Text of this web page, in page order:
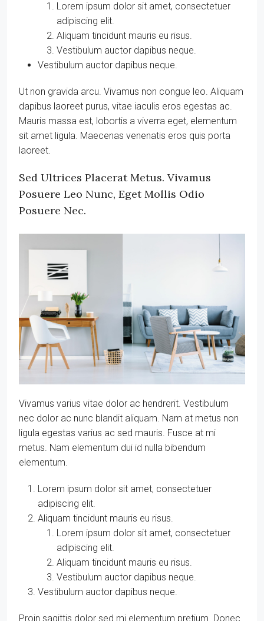
Lorem ipsum dolor sit amet, consectetuer
adipiscing elit.
Aliquam tincidunt mauris eu risus.
Vestibulum auctor dapibus neque.
Vestibulum auctor dapibus neque.
Ut non gravida arcu. Vivamus non congue leo. Aliquam
dapibus laoreet purus, vitae iaculis eros egestas ac.
Mauris massa est, lobortis a viverra eget, elementum
sit amet ligula. Maecenas venenatis eros quis porta
laoreet.
Sed Ultrices Placerat Metus. Vivamus
Posuere Leo Nunc, Eget Mollis Odio
Posuere Nec.
Vivamus varius vitae dolor ac hendrerit. Vestibulum
nec dolor ac nunc blandit aliquam. Nam at metus non
ligula egestas varius ac sed mauris. Fusce at mi
metus. Nam elementum dui id nulla bibendum
elementum.
Lorem ipsum dolor sit amet, consectetuer
adipiscing elit.
Aliquam tincidunt mauris eu risus.
Lorem ipsum dolor sit amet, consectetuer
adipiscing elit.
Aliquam tincidunt mauris eu risus.
Vestibulum auctor dapibus neque.
Vestibulum auctor dapibus neque.
Proin sagittis dolor sed mi elementum pretium. Donec